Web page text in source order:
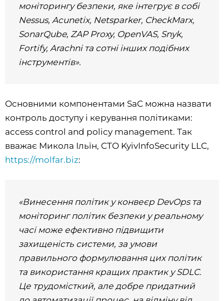
моніторингу безпеки, яке інтегрує в собі
Nessus, Acunetix, Netsparker, CheckMarx,
SonarQube, ZAP Proxy, OpenVAS, Snyk,
Fortify, Arachni та сотні інших подібних
інструментів».
Основними компонентами SaC можна назвати
контроль доступу і керування політиками:
access control and policy management. Так
вважає Микола Ільїн, CTO KyivInfoSecurity LLC,
https://molfar.biz:
«Винесення політик у конвеєр DevOps та
моніторинг політик безпеки у реальному
часі може ефективно підвищити
захищеність системи, за умови
правильного формулювання цих політик
та використання кращих практик у SDLC.
Це трудомісткий, але добре придатний